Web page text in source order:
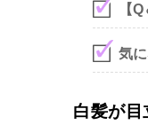
【
気
白髪が